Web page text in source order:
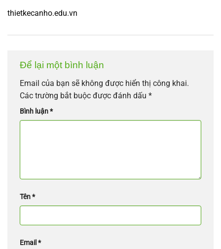
thietkecanho.edu.vn
Để lại một bình luận
Email của bạn sẽ không được hiển thị công khai.
Các trường bắt buộc được đánh dấu *
Bình luận*
Tên*
Email *